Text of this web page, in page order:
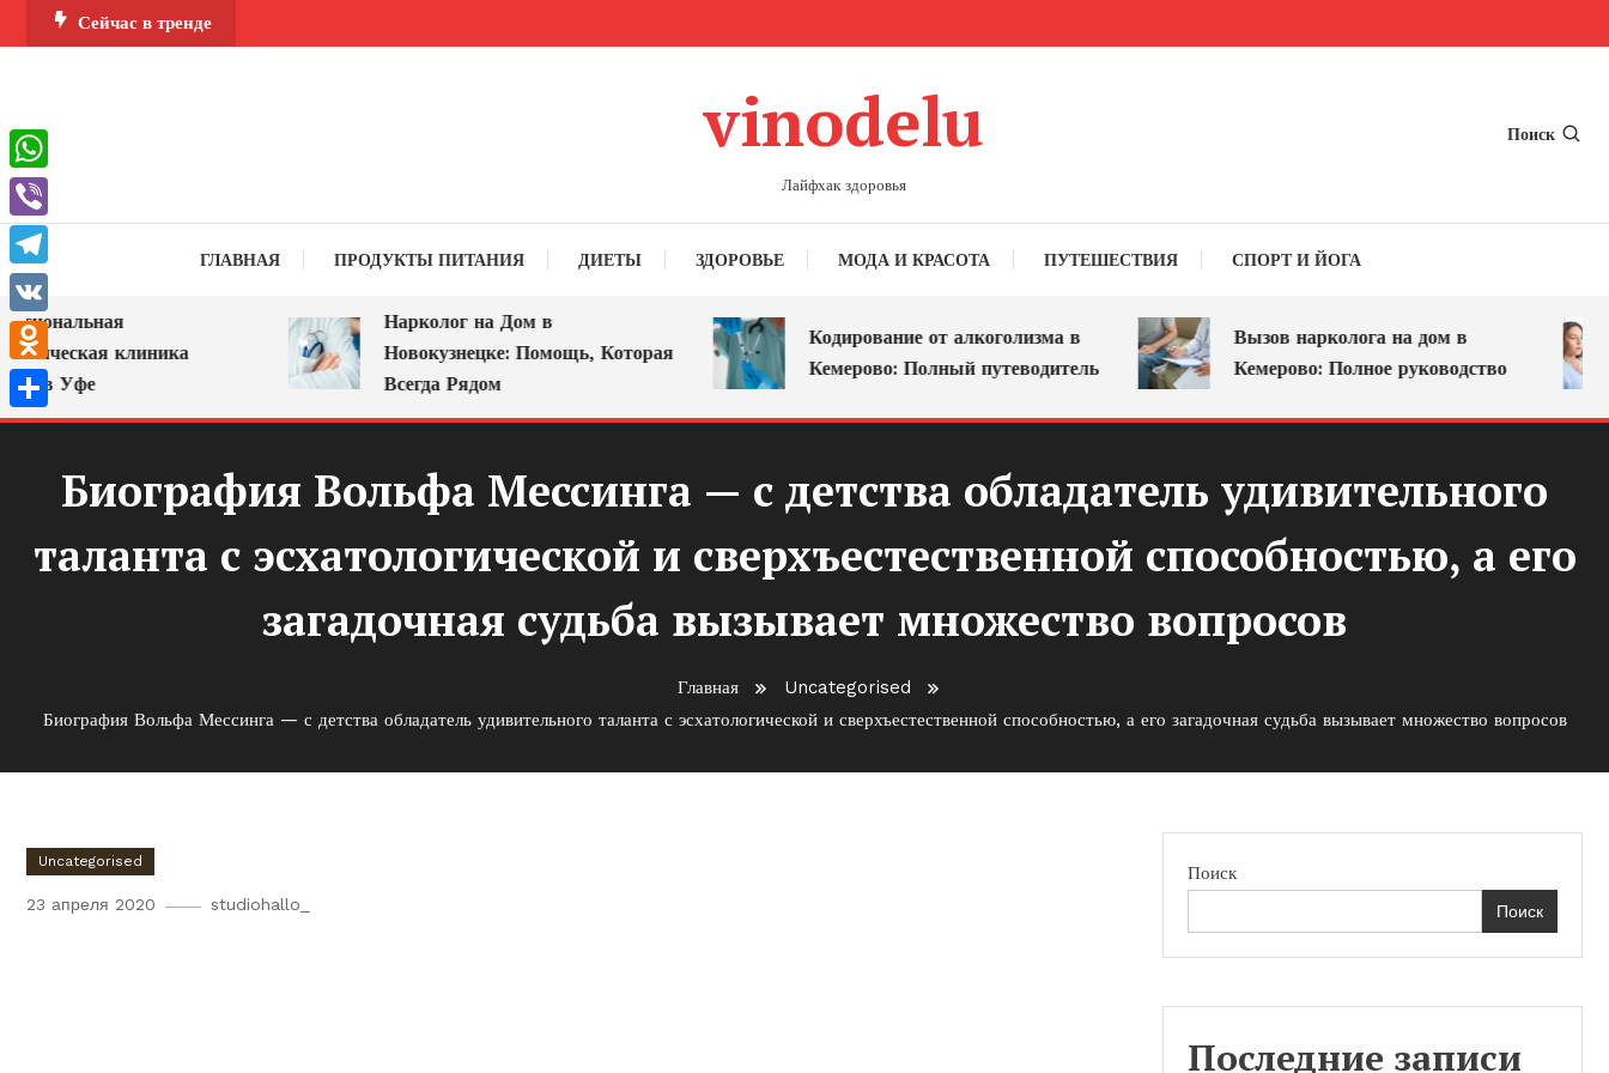
Перейти
к
Сейчас в тренде
vinodelu
Лайфхак здоровья
Поиск
ГЛАВНАЯ ПРОДУКТЫ ПИТАНИЯ ДИЕТЫ ЗДОРОВЬЕ МОДА И КРАСОТА ПУТЕШЕСТВИЯ СПОРТ И ЙОГА
клиника
Уфе
Нарколог на Дом в
Новокузнецке: Помощь, Которая
Всегда Рядом
Кодирование от алкоголизма в
Кемерово: Полный путеводитель
Вызов нарколога на дом в
Кемерово: Полное руководство
Биография Вольфа Мессинга — с детства обладатель удивительного
таланта с эсхатологической и сверхъестественной способностью, а его
загадочная судьба вызывает множество вопросов
Главная
Uncategorised
Биография Вольфа Мессинга — с детства обладатель удивительного таланта с эсхатологической и сверхъестественной способностью, а его загадочная судьба вызывает множество вопросов
Uncategorised
23 апреля 2020 studiohallo_
Поиск
Поиск
Последние записи
WhatsApp
Viber
Telegram
VK
Odnoklassniki
Отправить